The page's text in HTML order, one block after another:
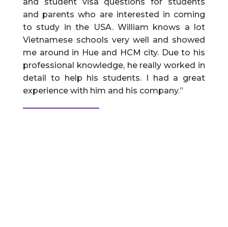
and student visa questions for students
and parents who are interested in coming
to study in the USA. William knows a lot
Vietnamese schools very well and showed
me around in Hue and HCM city. Due to his
professional knowledge, he really worked in
detail to help his students. I had a great
experience with him and his company.”